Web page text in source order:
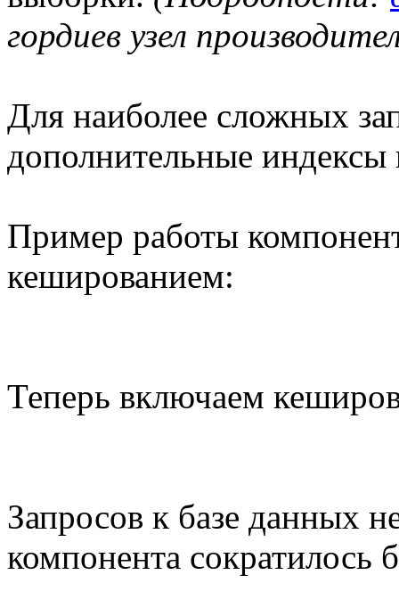
гордиев узел
Для наиболее сложных
дополнительные индексы
Пример работы
кешированием:
Теперь включаем
Запросов к базе данных
компонента сократилось